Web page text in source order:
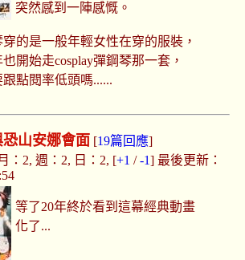
突然感到一陣感慨。
的是一般年輕女性在穿的服裝，
開始走cosplay彈鋼琴那一套，
點閱率低頭嗎......
恐山安娜會面 [19篇回應]
：2, 週：2, 日：2, [+1 /-1] 最後更新：
等了20年終於看到這幕經典動畫
化了...